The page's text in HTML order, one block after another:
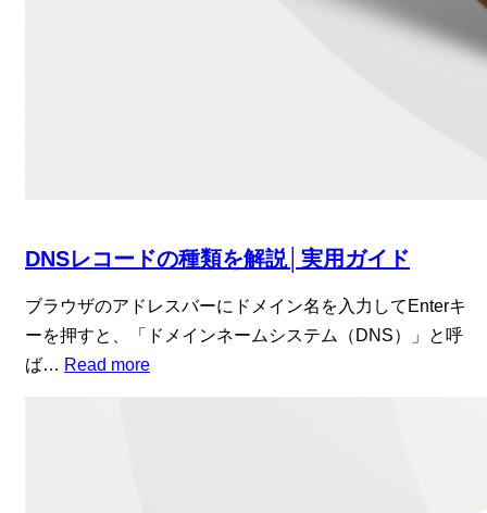
DNSレコードの種類を解説│実用ガイド
ブラウザのアドレスバーにドメイン名を入力してEnterキ
ーを押すと、「ドメインネームシステム（DNS）」と呼
ば… Read more